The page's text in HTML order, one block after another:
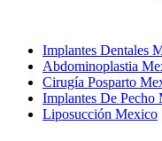
Implantes Dentales
Abdominoplastia
Cirugía Posparto
Implantes De Pecho
Liposucción Mexico